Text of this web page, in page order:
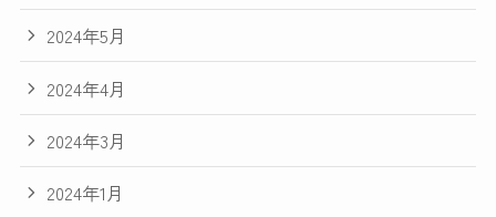
2024年5月
2024年4月
2024年3月
2024年1月